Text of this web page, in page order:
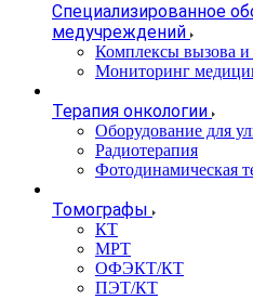
Специализированное
медучреждений
Комплексы вызова и
Мониторинг
Терапия онкологии
Оборудование для
Радиотерапия
Фотодинамическая
Томографы
КТ
МРТ
ОФЭКТ/КТ
ПЭТ/КТ